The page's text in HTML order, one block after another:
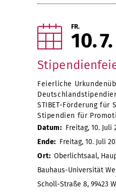
FR.
10 7
Feierliche
STIBET-Förderung für
Stipendien für
Datum: Freitag, 10. Juli
Ende: Freitag, 10. Juli
Ort: Oberlichtsaal,
Bauhaus-Universität
Scholl-Straße 8, 99423